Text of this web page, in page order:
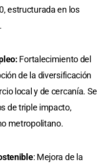
estructurada en los
Fortalecimiento del
de la diversificación
local y de cercanía. Se
de triple impacto,
metropolitano.
: Mejora de la